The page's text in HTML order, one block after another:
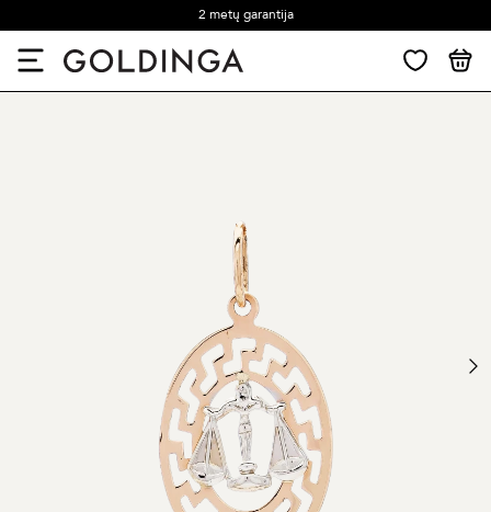
2 metų garantija